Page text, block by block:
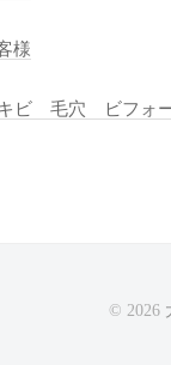
様
ビ 毛穴 ビフォー
© 2026